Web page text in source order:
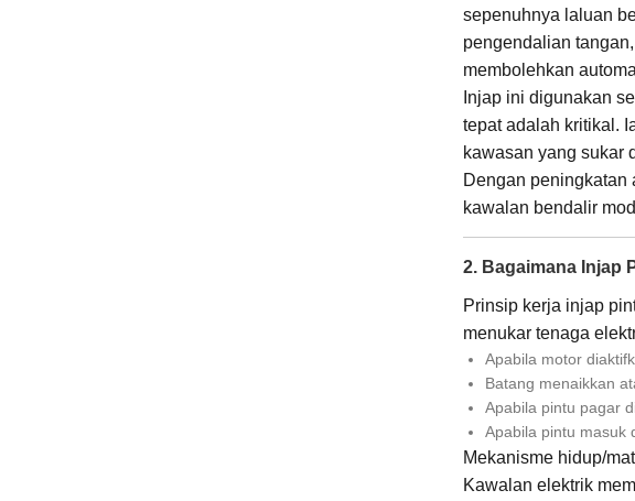
sepenuhnya laluan
pengendalian
membolehkan
Injap ini digunakan
tepat adalah kritikal.
kawasan yang sukar
Dengan peningkatan
kawalan bendalir
2. Bagaimana Injap
Prinsip kerja injap
menukar tenaga
Apabila motor
Batang menaikkan
Apabila pintu pagar
Apabila pintu masuk
Mekanisme hidup/
Kawalan elektrik